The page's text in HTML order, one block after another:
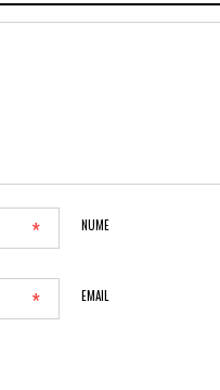
NUME
*
EMAIL
*